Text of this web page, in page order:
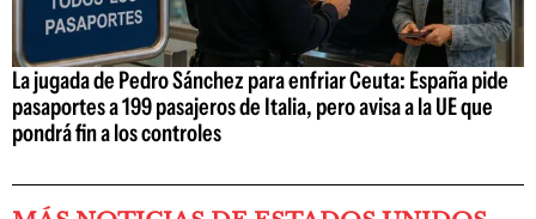
La jugada de Pedro Sánchez para enfriar Ceuta: España pide
pasaportes a 199 pasajeros de Italia, pero avisa a la UE que
pondrá fin a los controles